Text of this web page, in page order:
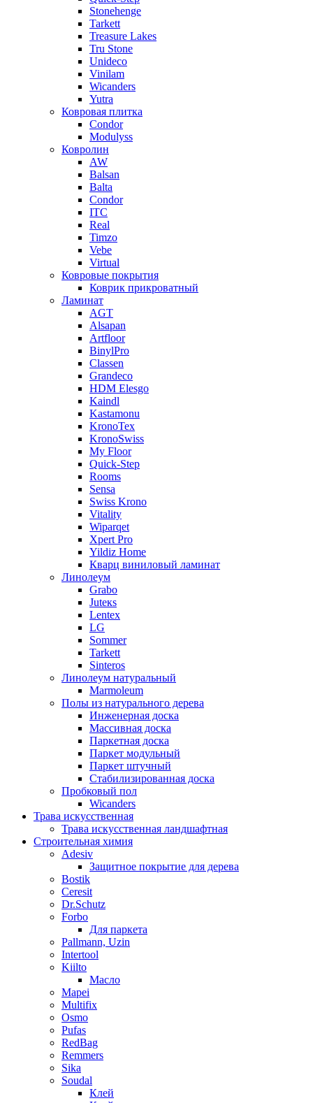
Stonehenge
Tarkett
Treasure Lakes
Tru Stone
Unideco
Vinilam
Wicanders
Yutra
Ковровая плитка
Condor
Modulyss
Ковролин
AW
Balsan
Balta
Condor
ITC
Real
Timzo
Vebe
Virtual
Ковровые покрытия
Коврик прикроватный
Ламинат
AGT
Alsapan
Artfloor
BinylPro
Classen
Grandeco
HDM Elesgo
Kaindl
Kastamonu
KronoTex
KronoSwiss
My Floor
Quick-Step
Rooms
Sensa
Swiss Krono
Vitality
Wiparqet
Xpert Pro
Yildiz Home
Кварц виниловый ламинат
Линолеум
Grabo
Juteкs
Lentex
LG
Sommer
Tarkett
Sinteros
Линолеум натуральный
Marmoleum
Полы из натурального дерева
Инженерная доска
Массивная доска
Паркетная доска
Паркет модульный
Паркет штучный
Стабилизированная доска
Пробковый пол
Wicanders
Трава искусственная
Трава искусственная ландшафтная
Строительная химия
Adesiv
Защитное покрытие для дерева
Bostik
Ceresit
Dr.Schutz
Forbo
Для паркета
Pallmann, Uzin
Intertool
Kiilto
Масло
Mapei
Multifix
Osmo
Pufas
RedBag
Remmers
Sika
Soudal
Клей